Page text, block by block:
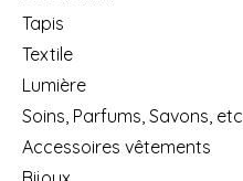
Tapis
Textile
Lumière
Soins, Parfums, Savons, etc
Accessoires vêtements